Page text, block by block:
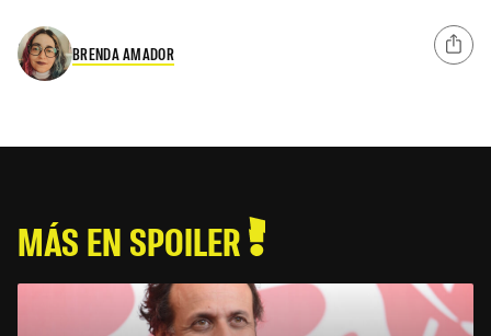
BRENDA AMADOR
MÁS EN SPOILER